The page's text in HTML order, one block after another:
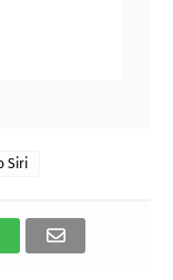
Siri